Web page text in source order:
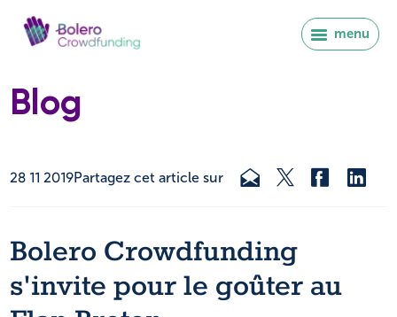
menu
Blog
28 11 2019Partagez cet article sur
Bolero Crowdfunding
s'invite pour le goûter au